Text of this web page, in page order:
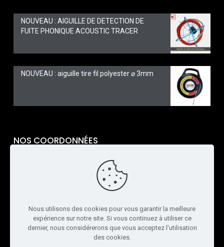
NOUVEAU : AIGUILLE DE DETECTION DE
FUITE PHONIQUE ACOUSTIC TRACER
NOUVEAU : aiguille tire fil polyester ⌀ 3mm
NOS COORDONNÉES
6 Rue Alphonse Gélibert
26100 Romans-sur-Isère
Ouvert du lundi au vendredi
de 8h00 à 18h00
Nous utilisons des cookies pour vous garantir la meilleure
expérience sur notre site. Si vous continuez à utiliser ce
dernier, nous considérerons que vous acceptez l'utilisation
des cookies.